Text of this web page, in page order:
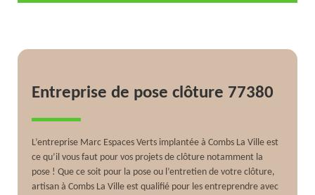
Entreprise de pose clôture 77380
L’entreprise Marc Espaces Verts implantée à Combs La Ville est
ce qu’il vous faut pour vos projets de clôture notamment la
pose ! Que ce soit pour la pose ou l’entretien de votre clôture,
artisan à Combs La Ville est qualifié pour les entreprendre avec